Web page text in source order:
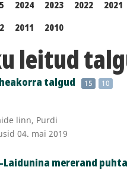
2024 2023 2022 2021
2011 2010
leitud
talgud 15 10
linn, Purdi
04. mai 2019
Laidunina mererand